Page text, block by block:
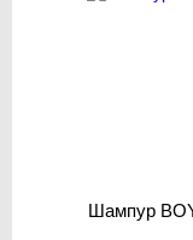
Шампур